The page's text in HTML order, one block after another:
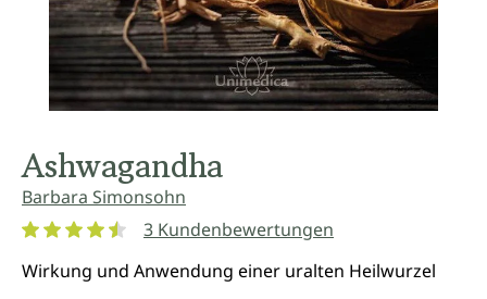
Ashwagandha
Barbara Simonsohn
3 Kundenbewertungen
Wirkung und Anwendung einer uralten Heilwurzel